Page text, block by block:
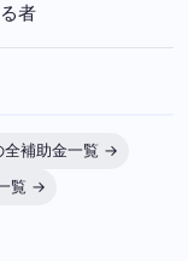
者
全補助金一覧 →
覧 →